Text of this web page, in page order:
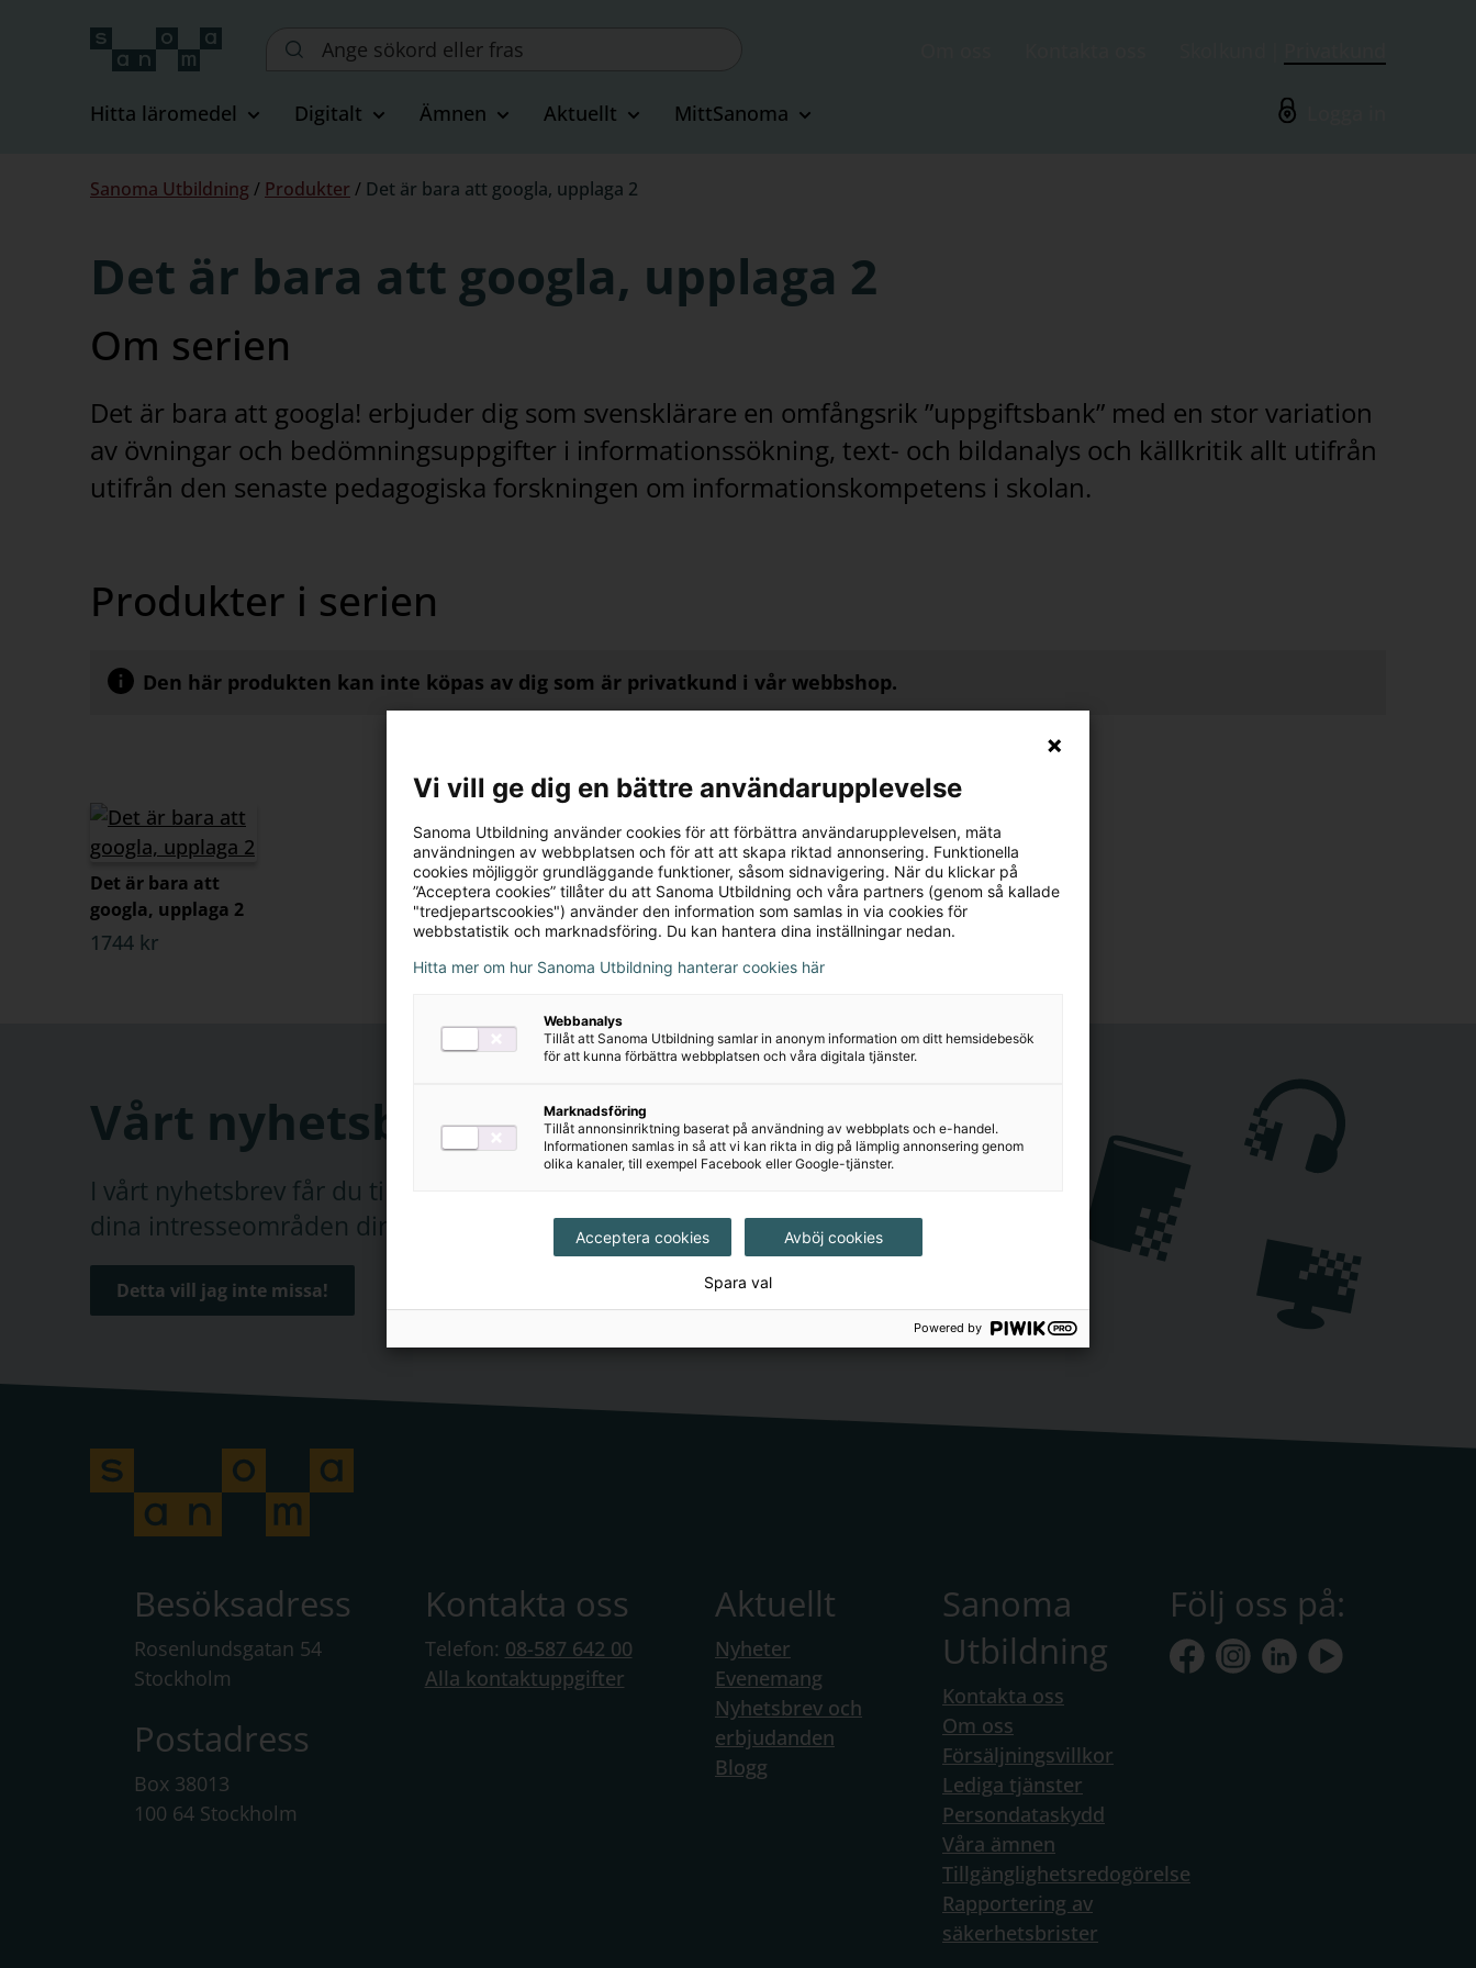
Sök
webbplatsen::
Hitta läromedel Digitalt Ämnen Aktuellt MittSanoma
Du
Sanoma Utbildning / Produkter / Det är bara att googla, upplaga 2
Det är bara att googla, upplaga 2
Om serien
Det är bara att googla! erbjuder dig som svensklärare en omfångsrik ”uppgiftsbank” med en stor variation
av övningar och bedömningsuppgifter i informationssökning, text- och bildanalys och källkritik allt utifrån
utifrån den senaste pedagogiska forskningen om informationskompetens i skolan.
Produkter i serien
Den här produkten kan inte köpas av dig som är privatkund i vår webbshop.
Det är bara att
googla, upplaga 2
1744 kr
Vårt nyhetsbrev
I vårt nyhetsbrev får du tips, erbjudanden och nyheter utifrån
dina intresseområden direkt i din mejlkorg.
Detta vill jag inte missa!
Besöksadress
Rosenlundsgatan 54
Stockholm
Postadress
Box 38013
100 64 Stockholm
Kontakta oss
Telefon: 08-587 642 00
Alla kontaktuppgifter
Aktuellt
Nyheter
Evenemang
Nyhetsbrev och
erbjudanden
Blogg
Sanoma
Utbildning
Kontakta oss
Om oss
Försäljningsvillkor
Lediga tjänster
Persondataskydd
Våra ämnen
Tillgänglighetsredogörelse
Rapportering av
säkerhetsbrister
Följ oss på:
Vi vill ge dig en bättre användarupplevelse
Sanoma Utbildning använder cookies för att förbättra användarupplevelsen, mäta
användningen av webbplatsen och för att att skapa riktad annonsering. Funktionella
cookies möjliggör grundläggande funktioner, såsom sidnavigering. När du klickar på
”Acceptera cookies” tillåter du att Sanoma Utbildning och våra partners (genom så kallade
"tredjepartscookies") använder den information som samlas in via cookies för
webbstatistik och marknadsföring. Du kan hantera dina inställningar nedan.
Hitta mer om hur Sanoma Utbildning hanterar cookies här
Webbanalys
Tillåt att Sanoma Utbildning samlar in anonym information om ditt hemsidebesök
för att kunna förbättra webbplatsen och våra digitala tjänster.
Marknadsföring
Tillåt annonsinriktning baserat på användning av webbplats och e-handel.
Informationen samlas in så att vi kan rikta in dig på lämplig annonsering genom
olika kanaler, till exempel Facebook eller Google-tjänster.
Acceptera cookies Avböj cookies
Spara val
Powered by